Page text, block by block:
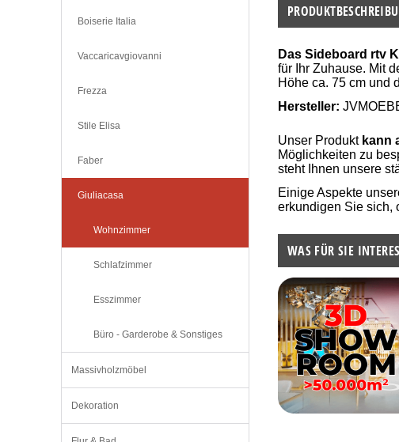
Das Sideboard rtv
für Ihr Zuhause. Mit
Höhe ca. 75 cm und
Hersteller:
Unser Produkt kann
Möglichkeiten zu
steht Ihnen unsere
Einige Aspekte
erkundigen Sie sich,
WAS FÜR SIE
Boiserie Italia
Vaccaricavgiovanni
Frezza
Stile Elisa
Faber
Giuliacasa
Wohnzimmer
Schlafzimmer
Esszimmer
Büro - Garderobe & Sonstiges
Massivholzmöbel
Dekoration